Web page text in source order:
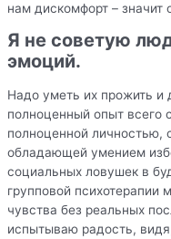
нам дискомфорт – значит
Я не советую
эмоций.
Надо уметь их прожить и
полноценный опыт всего
полноценной личностью,
обладающей умением
социальных ловушек в
групповой психотерапии
чувства без реальных
испытываю радость,